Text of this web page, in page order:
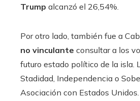
Trump alcanzó el 26,54%.
Por otro lado, también fue a
no vinculante consultar a los
futuro estado político de la isla.
Stadidad, Independencia o
Asociación con Estados